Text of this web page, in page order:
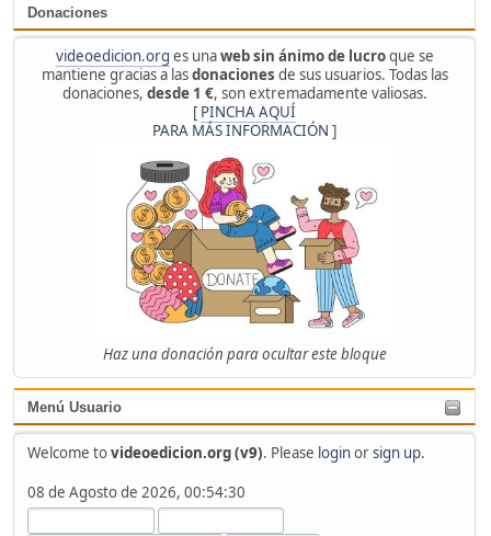
Donaciones
videoedicion.org es unaweb sin ánimo de lucroque se
mantiene gracias a lasdonaciones de sus usuarios. Todas las
donaciones, desde 1 €, son extremadamente valiosas.
[ PINCHA AQUÍ
PARA MÁS INFORMACIÓN ]
Haz una donación para ocultar este bloque
Menú Usuario
Welcome tovideoedicion.org (v9). Please loginorsign up.
08 de Agosto de 2026, 00:54:30